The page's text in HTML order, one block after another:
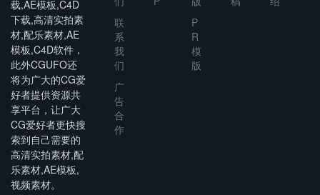
载,AE模板,C4D
下载,高清实拍素
材,配乐素材,AE
模板,C4D软件，
此外CGUFO还
将为广大的CG爱
好者提供资源共
享平台，让广大
CG爱好者更快搜
索到自己需要的
高清实拍素材,配
乐素材,AE模板,
视频素材。
联
系
我
们
广
告
合
作
P
R
模
版